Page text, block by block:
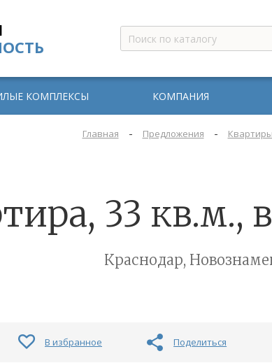
КОМПЛЕКСЫ КОМПАНИЯ
Главная - Предложения -
33
Краснодар,
В избранное Поделиться